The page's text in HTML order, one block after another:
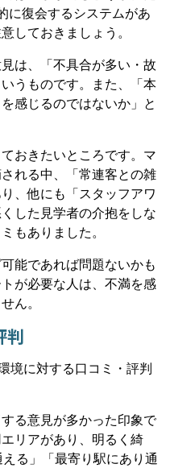
に復会するシステムがあ
しておきましょう。
は、「不具合が多い・故
うものです。また、「本
感じるのではないか」と
おきたいところです。マ
れる中、「常連客との雑
、他にも「スタッフアワ
した見学者の介抱をしな
もありました。
能であれば問題ないかも
が必要な人は、不満を感
ん。
判
境に対する口コミ・評判
る意見が多かった印象で
リアがあり、明るく綺
る」「最寄り駅にあり通